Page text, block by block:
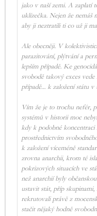
jako v naší zemi. A zaplatí
uklízečka. Nejen že nemáš
aby ji neztratili ti co už ji
Ale obecněji. V
parazitování, plýtvání a
lepším případě. Ke
svobodě takový exces
případě... k založení státu
Vím že je to trochu nefér,
systémů v historii moc
kdy k podobné koncentraci
prostřednictvím
k založení víceméně
zrovna anarchii, krom té
pokrizových situacích ve
než anarchií byly
ustavit stát, příp
rekrutovali právě z
stačit nějaký hodně